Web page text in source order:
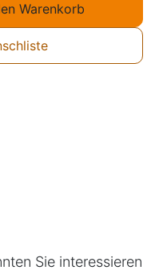
Warenkorb
Sie interessieren